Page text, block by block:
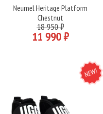
Neumel Heritage Platform
Chestnut
18 950 ₽
11 990 ₽
NEW